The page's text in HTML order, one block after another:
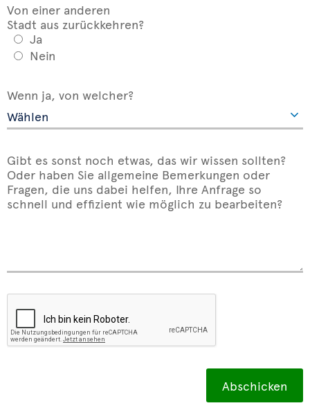
Von einer anderen
Stadt aus zurückkehren?
Ja
Nein
Wenn ja, von welcher?
Gibt es sonst noch etwas, das wir wissen sollten?
Oder haben Sie allgemeine Bemerkungen oder
Fragen, die uns dabei helfen, Ihre Anfrage so
schnell und effizient wie möglich zu bearbeiten?